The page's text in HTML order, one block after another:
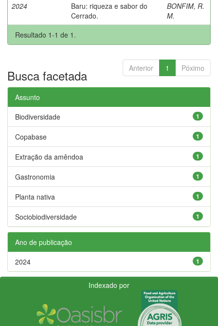
2024
Baru: riqueza e sabor do
Cerrado.
BONFIM, R.
M.
Resultado 1-1 de 1.
Anterior 1 Póximo
Busca facetada
Assunto
1
Biodiversidade
1
Copabase
1
Extração da amêndoa
1
Gastronomia
1
Planta nativa
1
Sociobiodiversidade
Ano de publicação
1
2024
Indexado por